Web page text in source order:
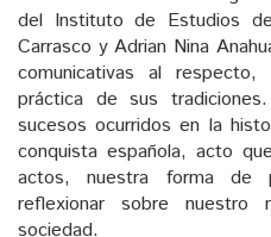
del Instituto de Estudios
Carrasco y Adrian Nina
comunicativas al
práctica de sus
sucesos ocurridos en la
conquista española, acto
actos, nuestra forma de
reflexionar sobre nuestro
sociedad.